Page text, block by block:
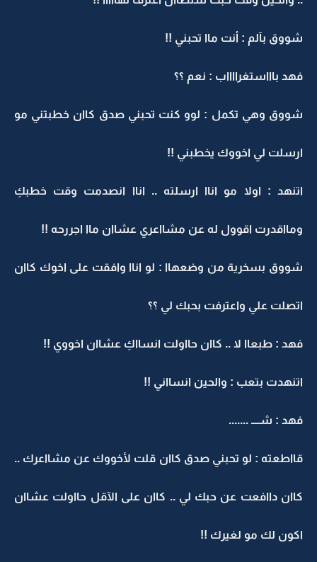
شووق بآلم : أنت ماا تحبني !!
فهد باااستغرااااب : نعم ؟؟
شووق وهي تكمل : لوو كنت تحبني صدق كاان خطبتني مو
ارسلت لي اخووك يخطبني !!
اتنهد : اولا مو اناا ارسلته .. اناا انصدمت وقت خطبكِ
ومااقدرت اقوول له عن مشااعري عشاان ماا اجررحه !!
شووق بسخرية من وضعهاا : لو اناا وافقت على اخوك كاان
اتصلت علي واعترفت بحبك لي ؟؟
فهد : طبعاا لا .. كاان حااولت انسااكِ عشاان اخووي !!
اتنهدت بتعب : والحين انسااني !!
فهد : شــــ .......
قااطعته : لو تحبني صدق كاان قلت لأخووك عن مشااعرك ..
كاان داافعت عن حبك لي .. كاان على الآقل حااولت عشاان
اكون لك مو لغيرك !!